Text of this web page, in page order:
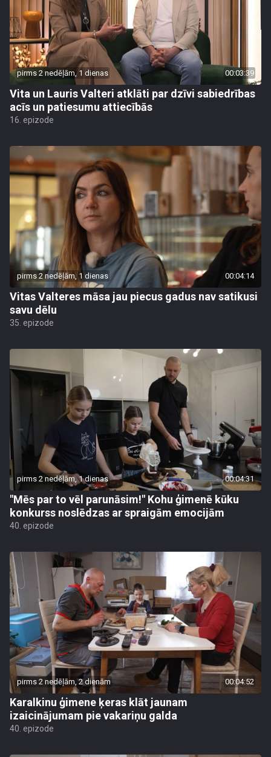
pirms 2 nedēļām, 1 dienas 00:03:39
Vita un Lauris Valteri atklāti par dzīvi sabiedrības
acīs un patiesumu attiecībās
16. epizode
pirms 2 nedēļām, 1 dienas 00:04:14
Vitas Valteres māsa jau piecus gadus nav satikusi
savu dēlu
35. epizode
pirms 2 nedēļām, 1 dienas 00:04:31
"Mēs par to vēl parunāsim!" Kohu ģimenē kūku
konkurss noslēdzas ar spraigām emocijām
40. epizode
pirms 2 nedēļām, 2 dienām 00:04:52
Karalkinu ģimene ķeras klāt jaunam
izaicinājumam pie vakariņu galda
40. epizode